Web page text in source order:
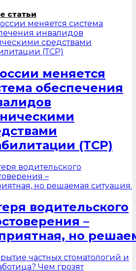
статьи
меняется
обеспечения
(ТСР)
водительского
–
но